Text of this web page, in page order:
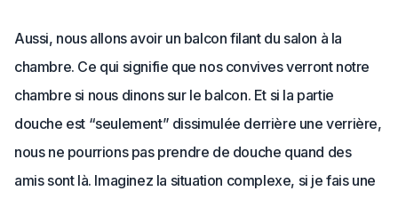
Aussi, nous allons avoir un balcon filant du salon à la
chambre. Ce qui signifie que nos convives verront notre
chambre si nous dinons sur le balcon. Et si la partie
douche est “seulement” dissimulée derrière une verrière,
nous ne pourrions pas prendre de douche quand des
amis sont là. Imaginez la situation complexe, si je fais une